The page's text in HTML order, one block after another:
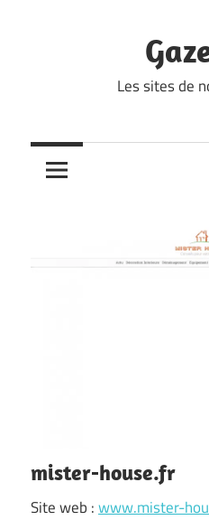
Les sites de
mister-house.fr
Site web :www.mister-